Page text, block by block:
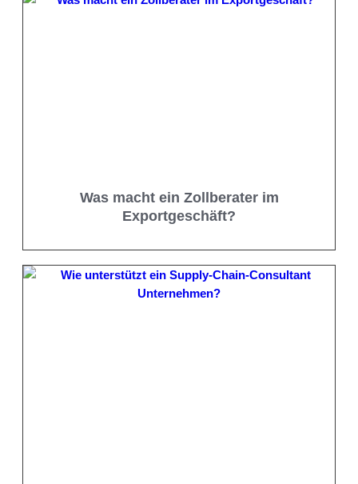
Was macht ein Zollberater im
Exportgeschäft?